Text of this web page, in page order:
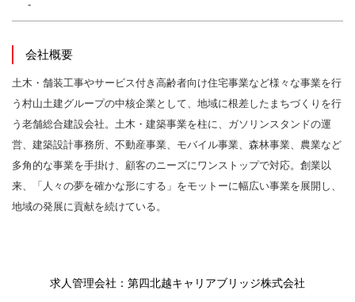
-
会社概要
土木・舗装工事やサービス付き高齢者向け住宅事業など様々な事業を行
う村山土建グループの中核企業として、地域に根差したまちづくりを行
う老舗総合建設会社。土木・建築事業を柱に、ガソリンスタンドの運
営、建築設計事務所、不動産事業、モバイル事業、森林事業、農業など
多角的な事業を手掛け、顧客のニーズにワンストップで対応。創業以
来、「人々の夢を確かな形にする」をモットーに幅広い事業を展開し、
地域の発展に貢献を続けている。
求人管理会社：第四北越キャリアブリッジ株式会社